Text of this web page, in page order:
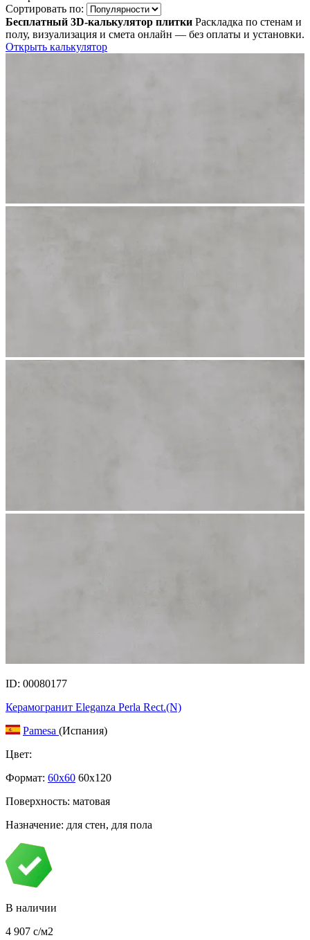
Сортировать по:
Бесплатный 3D-калькулятор плитки Раскладка по стенам и
полу, визуализация и смета онлайн — без оплаты и установки.
Открыть калькулятор
ID: 00080177
Керамогранит Eleganza Perla Rect.(N)
Pamesa (Испания)
Цвет:
Формат: 60x60 60x120
Поверхность: матовая
Назначение: для стен, для пола
В наличии
4 907 c/м2